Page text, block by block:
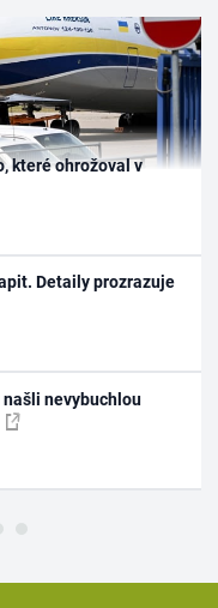
které ohrožoval v
Detaily prozrazuje
našli nevybuchlou